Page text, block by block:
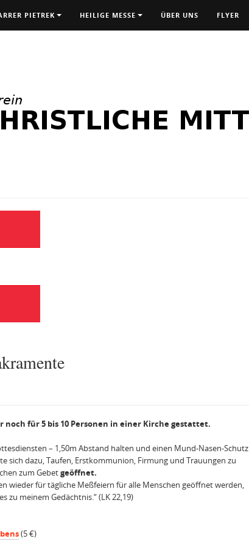
PIETREK HEILIGE MESSE ÜBER UNS FLYER
für 5 bis 10 Personen in einer Kirche gestattet.
– 1,50m Abstand halten und einen Mund-Nasen-Schutz
sich dazu, Taufen, Erstkommunion, Firmung und Trauungen zu
zum Gebetgeöffnet.
wieder für tägliche Meßfeiern für alle Menschen ge­öffnet werden,
zu meinem Ge­dächtnis.“ (LK 22,19)
(5 €)